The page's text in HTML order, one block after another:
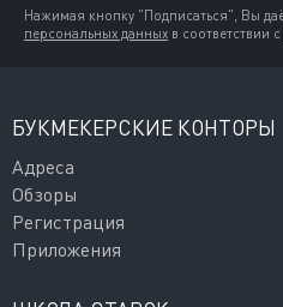
Нажимая кнопку "Подписаться", Вы
персональных данных в соответствии с
БУКМЕКЕРСКИЕ КОНТОРЫ
Адреса
Обзоры
Регистрация
Приложения